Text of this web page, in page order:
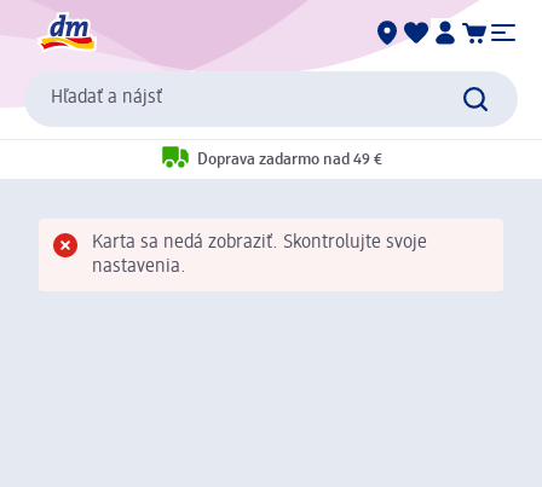
Hľadať a nájsť
Doprava zadarmo nad 49 €
Karta sa nedá zobraziť. Skontrolujte svoje
nastavenia.